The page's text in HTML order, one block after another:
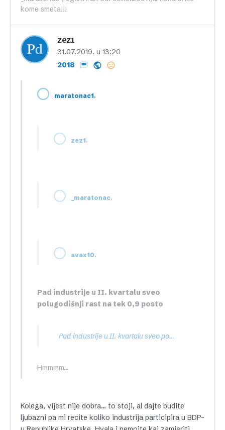
kome smeta!!!
zez1
31.07.2019. u 13:20
2018
maratonac1,
zez1,
_maratonac,
avax10,
Pad industrije u II. kvartalu sveo
polugodišnji rast na tek 0,9 posto
Pad industrije u II. kvartalu sveo polugodišnji rast na tek 0,9 posto
Hmmmm…
Kolega, vijest nije dobra… to stoji, al dajte budite
ljubazni pa mi recite koliko industrija participira u BDP-